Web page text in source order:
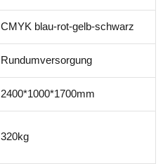
CMYK blau-rot-gelb-schwarz
Rundumversorgung
2400*1000*1700mm
320kg